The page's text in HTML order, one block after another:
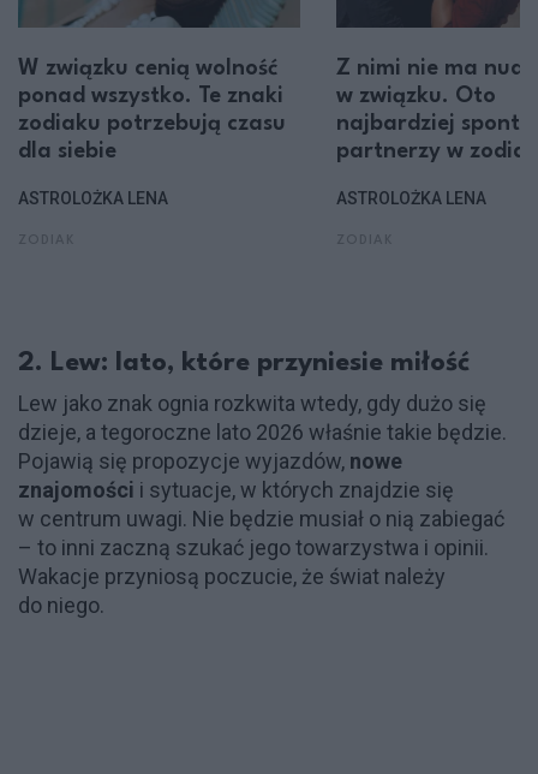
W związku cenią wolność
ponad wszystko. Te znaki
zodiaku potrzebują czasu
dla siebie
ASTROLOŻKA LENA
Z nimi nie ma nudy
w związku. Oto
najbardziej
partnerzy w
ASTROLOŻKA LENA
2. Lew: lato, które przyniesie miłość
Lew jako znak ognia rozkwita wtedy, gdy dużo się
dzieje, a tegoroczne lato 2026 właśnie takie będzie.
Pojawią się propozycje wyjazdów, nowe
znajomości i sytuacje, w których znajdzie się
w centrum uwagi. Nie będzie musiał o nią zabiegać
– to inni zaczną szukać jego towarzystwa i opinii.
Wakacje przyniosą poczucie, że świat należy
do niego.